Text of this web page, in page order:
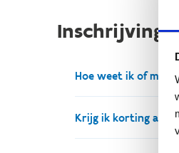
Nee, dat is niet
huisclubs binnen
Hoe weet ik of mijn
Onmiddellijk nadat
Krijg ik korting als